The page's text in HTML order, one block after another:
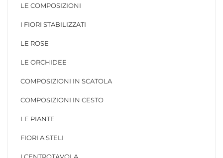
LE COMPOSIZIONI
I FIORI STABILIZZATI
LE ROSE
LE ORCHIDEE
COMPOSIZIONI IN SCATOLA
COMPOSIZIONI IN CESTO
LE PIANTE
FIORI A STELI